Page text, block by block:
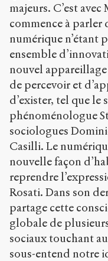
majeurs. C’est
commence à parler
numérique n’étant
ensemble
nouvel
de percevoir et
d’exister, tel que le
phénoménologue
sociologues
Casilli. Le
nouvelle façon
reprendre
Rosati. Dans son
partage cette
globale de
sociaux touchant
sous-entend notre